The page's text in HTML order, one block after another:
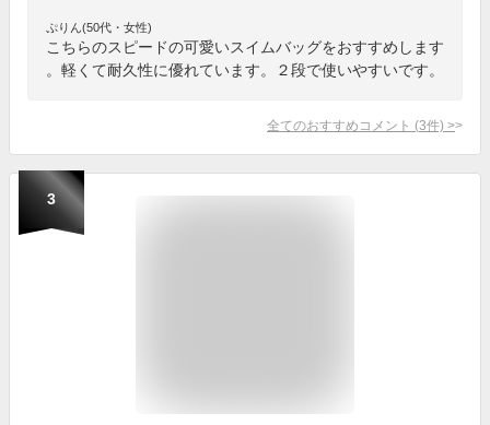
ぷりん(50代・女性)
こちらのスピードの可愛いスイムバッグをおすすめします
。軽くて耐久性に優れています。２段で使いやすいです。
全てのおすすめコメント (3件) >
3